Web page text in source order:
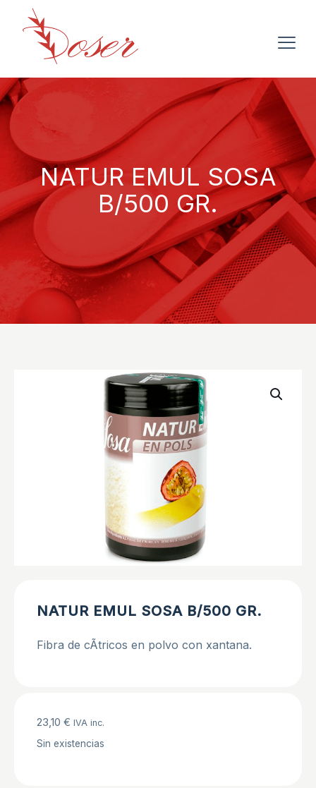
NATUR EMUL SOSA
B/500 GR.
NATUR EMUL SOSA B/500 GR.
Fibra de cÃ­tricos en polvo con xantana.
23,10 € IVA inc.
Sin existencias